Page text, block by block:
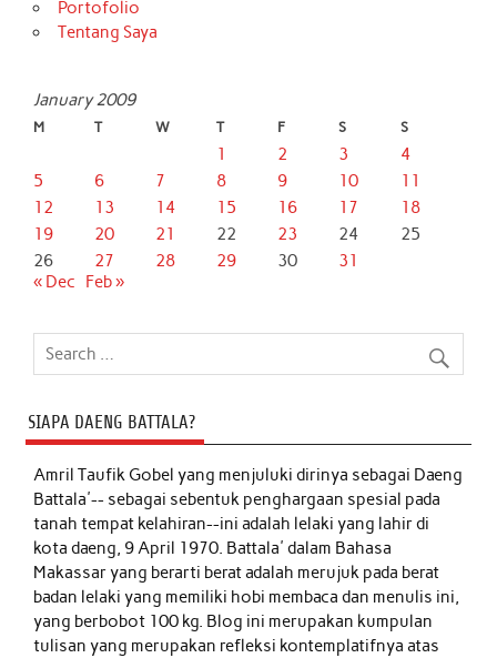
Portofolio
Tentang Saya
January 2009
M T W T F S S
1 2 3
4
5
6 7 8 9 10
11
12
13 14 15 16 17
18
19
20 21 22 23 24
25
26
27 28 29 30
31
« Dec
Feb »
SIAPA DAENG BATTALA?
Amril Taufik Gobelyang menjuluki dirinya sebagai Daeng
Battala'-- sebagai sebentuk penghargaan spesial pada
tanah tempat kelahiran--ini adalah lelaki yang lahir di
kota daeng, 9 April 1970. Battala' dalam Bahasa
Makassar yang berarti berat adalah merujuk pada berat
badan lelaki yang memiliki hobi membaca dan menulis ini,
yang berbobot 100 kg. Blog ini merupakan kumpulan
tulisan yang merupakan refleksi kontemplatifnya atas